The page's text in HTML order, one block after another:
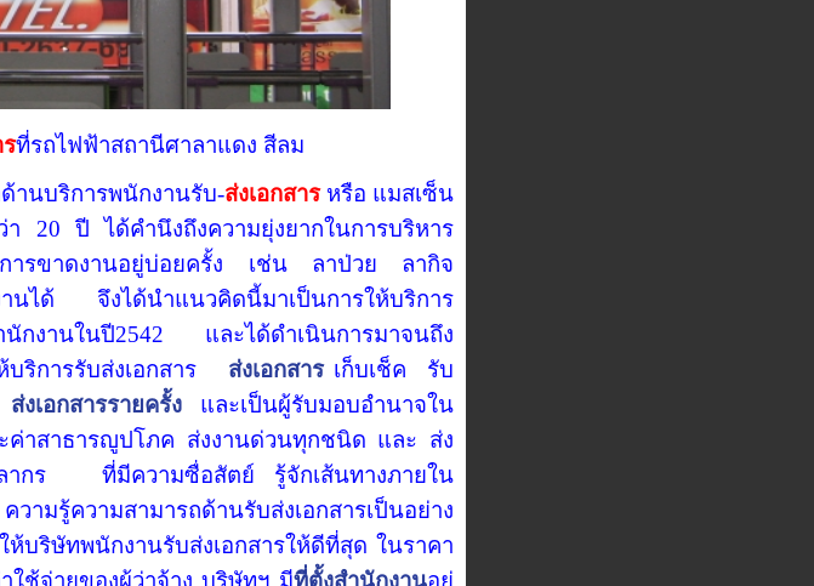
ที่รถไฟฟ้าสถานีศาลาแดง สีลม
านบริการพนักงานรับ-ส่งเอกสารหรือ แมสเซ็น
20 ปี ได้คำนึงถึงความยุ่งยากในการบริหาร
การขาดงานอยู่บ่อยครั้ง เช่น ลาป่วย ลากิจ
งานได้ จึงได้นำแนวคิดนี้มาเป็นการให้บริการ
ำนักงานในปี2542 และได้ดำเนินการมาจนถึง
บริการรับส่งเอกสาร ส่งเอกสาร เก็บเช็ค รับ
ส่งเอกสารรายครั้ง
และเป็นผู้รับมอบอำนาจใน
ค่าสาธารญูปโภค ส่งงานด่วนทุกชนิด และ ส่ง
ากร ที่มีความซื่อสัตย์ รู้จักเส้นทางภายใน
วามรู้ความสามารถด้านรับส่งเอกสารเป็นอย่าง
บริษัทพนักงานรับส่งเอกสารให้ดีที่สุด ในราคา
ใช้จ่ายของผู้ว่าจ้าง บริษัทฯ มีที่ตั้งสำนักงานอยู่